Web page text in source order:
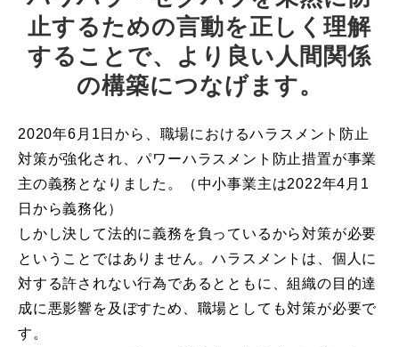
止するための言動を正しく理解
することで、より良い人間関係
の構築につなげます。
2020年6月1日から、職場におけるハラスメント防止
対策が強化され、パワーハラスメント防止措置が事業
主の義務となりました。（中小事業主は2022年4月1
日から義務化）
しかし決して法的に義務を負っているから対策が必要
ということではありません。ハラスメントは、個人に
対する許されない行為であるとともに、組織の目的達
成に悪影響を及ぼすため、職場としても対策が必要で
す。